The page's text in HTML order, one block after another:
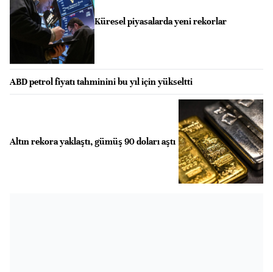
Küresel piyasalarda yeni rekorlar
ABD petrol fiyatı tahminini bu yıl için yükseltti
Altın rekora yaklaştı, gümüş 90 doları aştı